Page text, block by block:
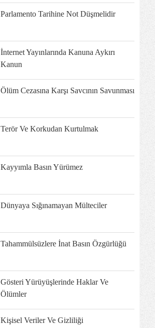
Parlamento Tarihine Not Düşmelidir
İnternet Yayınlarında Kanuna Aykırı
Kanun
Ölüm Cezasına Karşı Savcının Savunması
Terör Ve Korkudan Kurtulmak
Kayyımla Basın Yürümez
Dünyaya Sığınamayan Mülteciler
Tahammülsüzlere İnat Basın Özgürlüğü
Gösteri Yürüyüşlerinde Haklar Ve
Ölümler
Kişisel Veriler Ve Gizliliği